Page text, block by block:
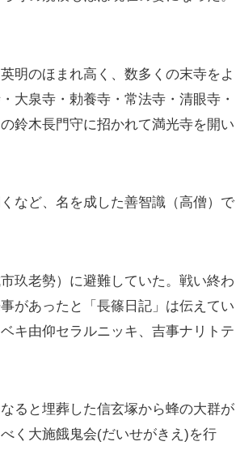
明のほまれ高く、数多くの末寺をよ
大泉寺・勅養寺・常法寺・清眼寺・
鈴木長門守に招かれて満光寺を開い
など、名を成した善智識（高僧）で
玖老勢）に避難していた。戦い終わ
があったと「長篠日記」は伝えてい
キ由仰セラルニッキ、吉事ナリトテ
ると埋葬した信玄塚から蜂の大群が
く大施餓鬼会(だいせがきえ)を行